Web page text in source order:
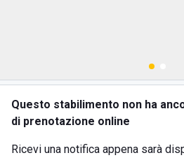
Questo stabilimento non ha
di prenotazione online
Ricevi una notifica appena sarà